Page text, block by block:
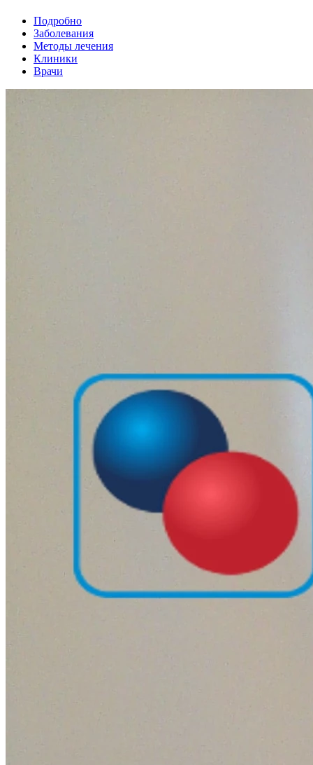
Подробно
Заболевания
Методы лечения
Клиники
Врачи